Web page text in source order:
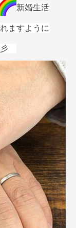
新婚生活
ますように
彡